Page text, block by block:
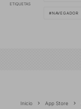
ETIQUETAS
NAVEGADOR
Inicio App Store